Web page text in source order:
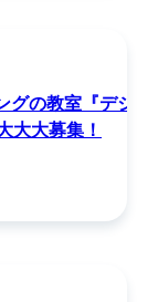
の教室『デジリ
大大募集！